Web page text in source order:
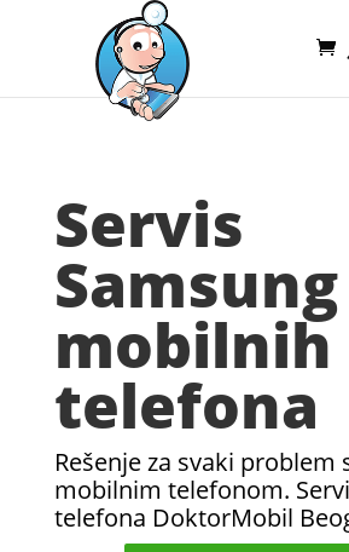
Servis
Samsung
mobilnih
telefona
Rešenje za svaki problem
mobilnim telefonom.
telefona DoktorMobil